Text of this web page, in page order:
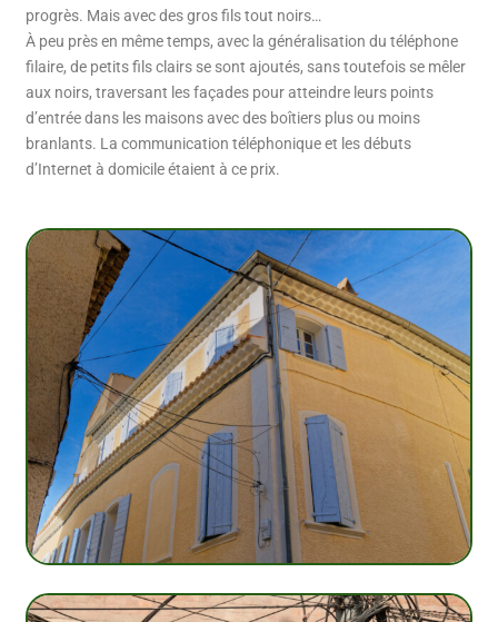
progrès. Mais avec des gros fils tout noirs…
À peu près en même temps, avec la généralisation du téléphone
filaire, de petits fils clairs se sont ajoutés, sans toutefois se mêler
aux noirs, traversant les façades pour atteindre leurs points
d’entrée dans les maisons avec des boîtiers plus ou moins
branlants. La communication téléphonique et les débuts
d’Internet à domicile étaient à ce prix.